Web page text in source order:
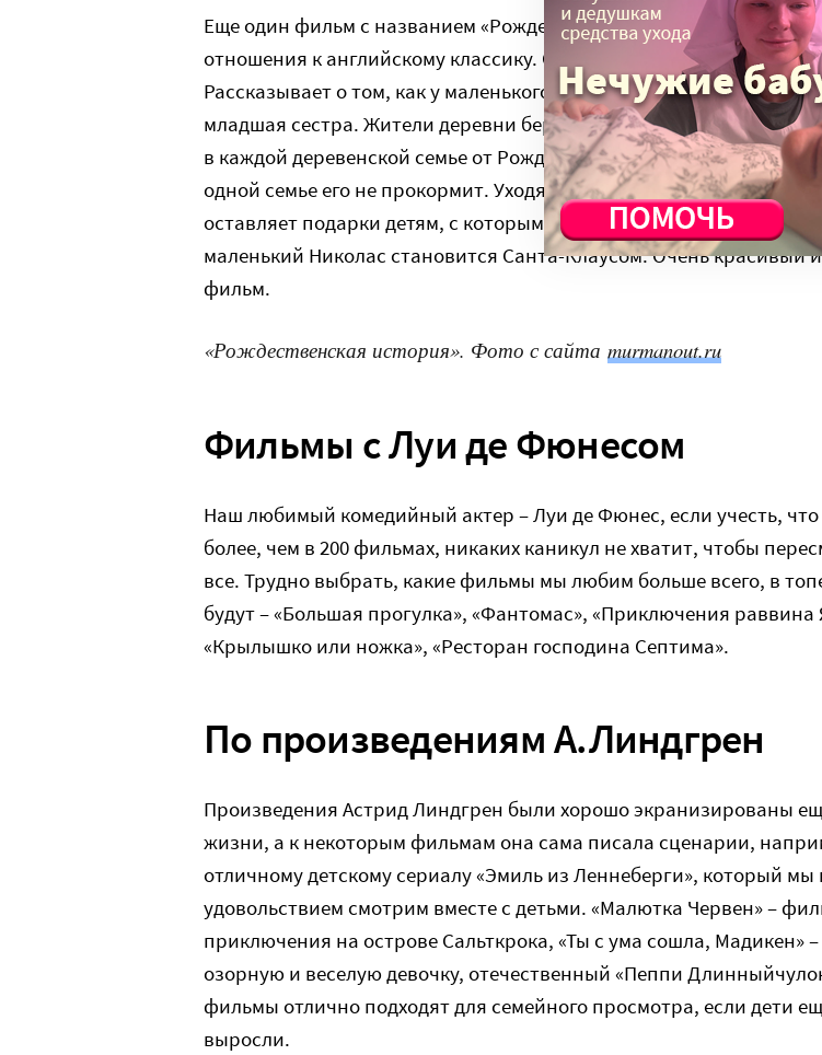
Еще один фильм с названием «Рождественская история» не имеет
отношения к английскому классику. Он снят в Финляндии в 2007
Рассказывает о том, как у маленького мальчика погибают
младшая сестра. Жители деревни берут его на воспитание,
в каждой деревенской семье от Рождества до Рождества – дольше
одной семье его не прокормит. Уходя из одной семьи в другую,
оставляет подарки детям, с которыми он жил в минувшем году. Со
маленький Николас становится Санта-Клаусом. Очень красивый
фильм.
«Рождественская история». Фото с сайта murmanout.ru
Фильмы с Луи де Фюнесом
Наш любимый комедийный актер – Луи де Фюнес, если учесть, что
более, чем в 200 фильмах, никаких каникул не хватит, чтобы
все. Трудно выбрать, какие фильмы мы любим больше всего, в
будут – «Большая прогулка», «Фантомас», «Приключения раввина
«Крылышко или ножка», «Ресторан господина Септима».
По произведениям А.Линдгрен
Произведения Астрид Линдгрен были хорошо экранизированы
жизни, а к некоторым фильмам она сама писала сценарии,
отличному детскому сериалу «Эмиль из Леннеберги», который мы
удовольствием смотрим вместе с детьми. «Малютка Червен» –
приключения на острове Сальткрока, «Ты с ума сошла, Мадикен»
озорную и веселую девочку, отечественный «Пеппи
фильмы отлично подходят для семейного просмотра, если дети
выросли.